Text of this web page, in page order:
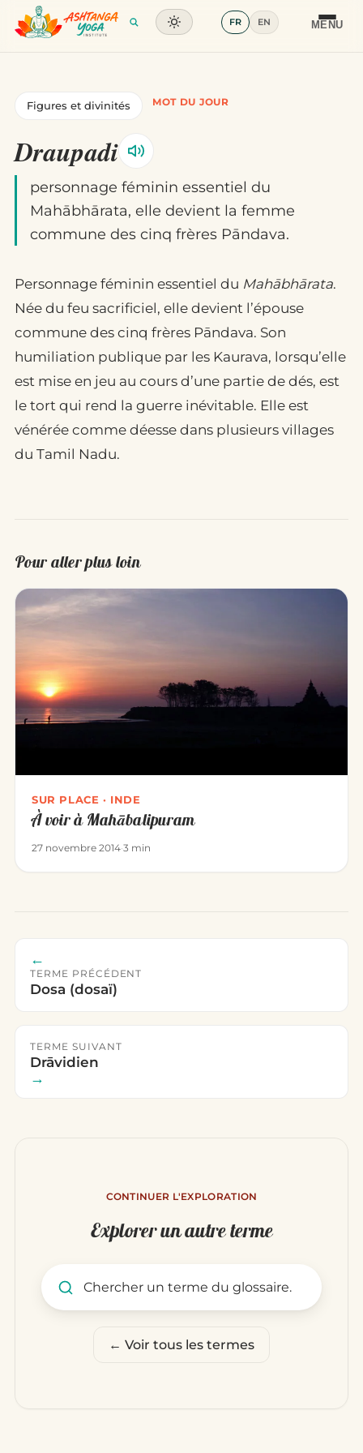
MENU
Formation
Glossaire
Contact
FR EN
Figures et divinités MOT DU JOUR
Draupadi
personnage féminin essentiel du
Mahābhārata, elle devient la femme
commune des cinq frères Pāndava.
Personnage féminin essentiel du Mahābhārata.
Née du feu sacrificiel, elle devient l’épouse
commune des cinq frères Pāndava. Son
humiliation publique par les Kaurava, lorsqu’elle
est mise en jeu au cours d’une partie de dés, est
le tort qui rend la guerre inévitable. Elle est
vénérée comme déesse dans plusieurs villages
du Tamil Nadu.
Pour aller plus loin
SUR PLACE · INDE
À voir à Mahābalipuram
27 novembre 2014·3 min
←
TERME PRÉCÉDENT
Dosa (dosaï)
TERME SUIVANT
Drāvidien
→
CONTINUER L'EXPLORATION
Explorer un autre terme
← Voir tous les termes